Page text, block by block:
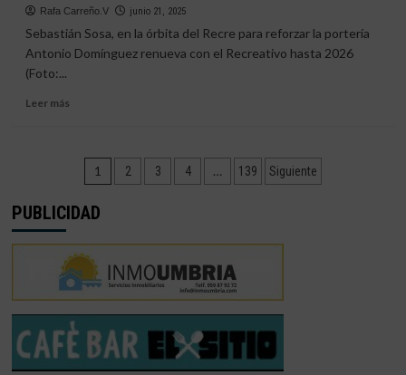
televisión
y
desplazamientos
el
fichaje
Zelu
Rafa Carreño.V junio 21, 2025
Sebastián Sosa, en la órbita del Recre para reforzar la portería
Antonio Domínguez renueva con el Recreativo hasta 2026
(Foto:...
Leer másLeer
Decano
sondea
el
mercado
en
busca
de
Paginación
de
1 2 3 4 … 139 Siguiente
PUBLICIDAD